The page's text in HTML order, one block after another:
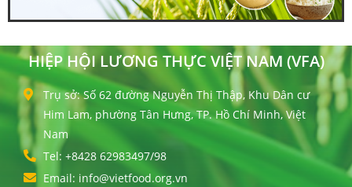
HIỆP HỘI LƯƠNG THỰC VIỆT NAM (VFA)
Trụ sở: Số 62 đường Nguyễn Thị Thập, Khu Dân cư
Him Lam, phường Tân Hưng, TP. Hồ Chí Minh, Việt
Nam
Tel: +8428 62983497/98
Email: info@vietfood.org.vn